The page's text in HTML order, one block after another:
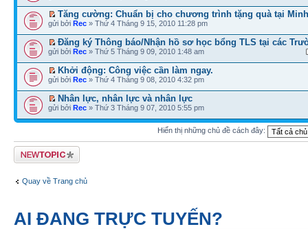
Tăng cường: Chuẩn bị cho chương trình tặng quà tại
gửi bởi Rec » Thứ 4 Tháng 9 15, 2010 11:28 pm
Đăng ký Thông báo/Nhận hồ sơ học bổng TLS tại các
gửi bởi Rec » Thứ 5 Tháng 9 09, 2010 1:48 am
Khởi động: Công việc cần làm ngay.
gửi bởi Rec » Thứ 4 Tháng 9 08, 2010 4:32 pm
Nhân lực, nhân lực và nhân lực
gửi bởi Rec » Thứ 3 Tháng 9 07, 2010 5:55 pm
Hiển thị những chủ đề cách đây:
Tạo chủ đề mới
Quay về Trang chủ
AI ĐANG TRỰC TUYẾN?